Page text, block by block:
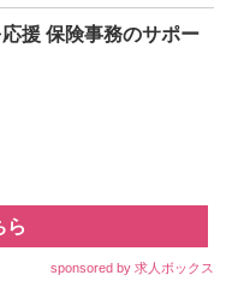
援 保険事務のサポー
ら
sponsored by 求人ボックス